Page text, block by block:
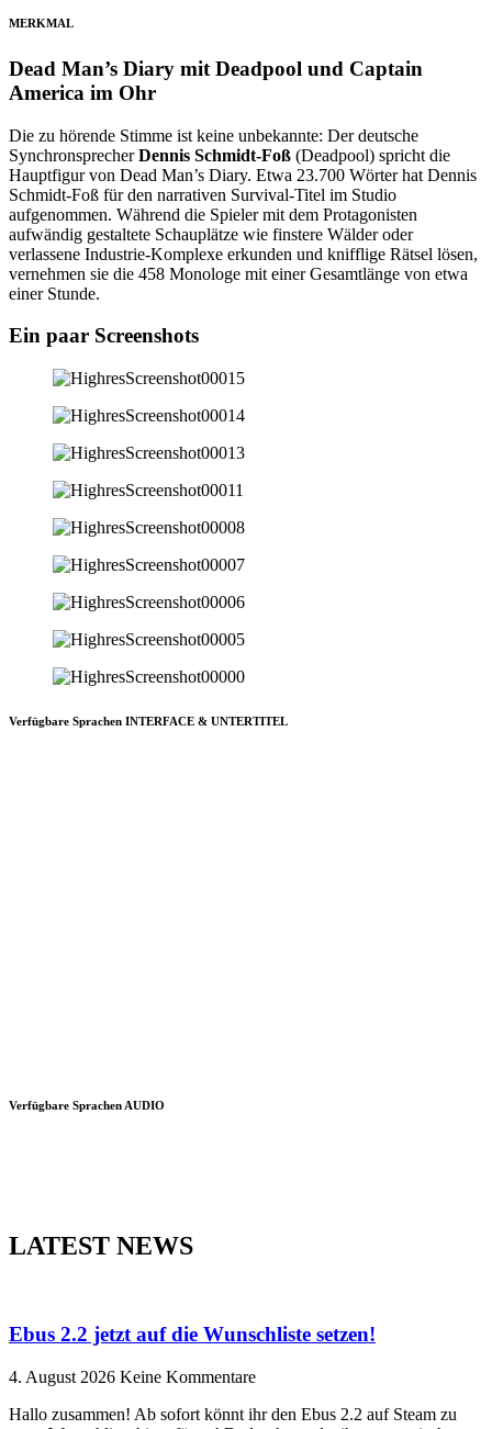
MERKMAL
Dead Man’s Diary mit Deadpool und Captain
America im Ohr
Die zu hörende Stimme ist keine unbekannte: Der deutsche
SynchronsprecherDennis Schmidt-Foß (Deadpool) spricht die
Hauptfigur von Dead Man’s Diary. Etwa 23.700 Wörter hat Dennis
Schmidt-Foß für den narrativen Survival-Titel im Studio
aufgenommen. Während die Spieler mit dem Protagonisten
aufwändig gestaltete Schauplätze wie finstere Wälder oder
verlassene Industrie-Komplexe erkunden und knifflige Rätsel lösen,
vernehmen sie die 458 Monologe mit einer Gesamtlänge von etwa
einer Stunde.
Ein paar Screenshots
Verfügbare Sprachen INTERFACE & UNTERTITEL
Verfügbare Sprachen AUDIO
LATEST NEWS
Ebus 2.2 jetzt auf die Wunschliste setzen!
4. August 2026 Keine Kommentare
Hallo zusammen! Ab sofort könnt ihr den Ebus 2.2 auf Steam zu